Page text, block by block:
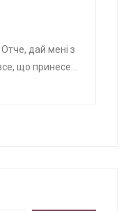
дай мені з
що принесе